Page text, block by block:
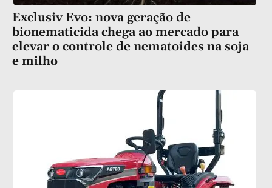
Exclusiv Evo: nova geração de
bionematicida chega ao mercado para
elevar o controle de nematoides na soja
e milho